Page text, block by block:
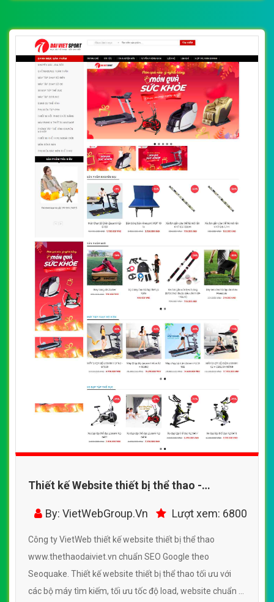
Thiết kế Website thiết bị thể thao -
www.thethaodaiviet.vn - VietWebGroup.Vn
By: VietWebGroup.Vn Lượt xem: 6800
Công ty VietWeb thiết kế website thiết bị thể thao
www.thethaodaiviet.vn chuẩn SEO Google theo
Seoquake. Thiết kế website thiết bị thể thao tối ưu với
các bộ máy tìm kiếm, tối ưu tốc độ load, website chuẩn UI